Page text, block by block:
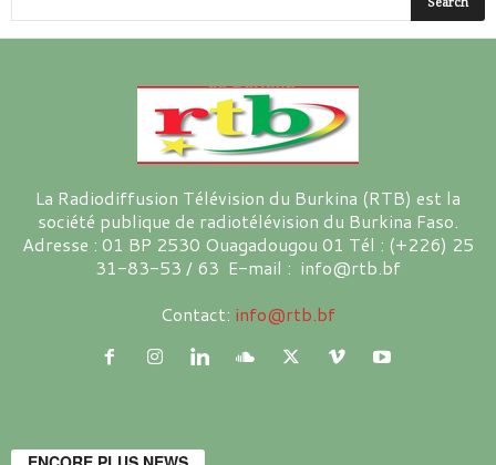
La Radiodiffusion Télévision du Burkina (RTB) est la
société publique de radiotélévision du Burkina Faso.
Adresse : 01 BP 2530 Ouagadougou 01 Tél : (+226) 25
31-83-53 / 63 E-mail : info@rtb.bf
Contact: info@rtb.bf